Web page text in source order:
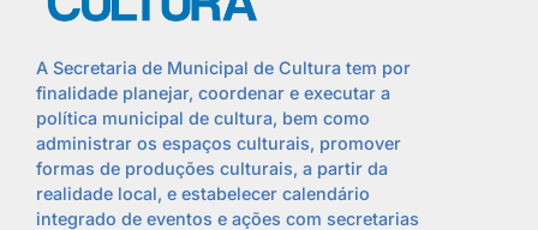
A Secretaria de Municipal de Cultura tem por
finalidade planejar, coordenar e executar a
política municipal de cultura, bem como
administrar os espaços culturais, promover
formas de produções culturais, a partir da
realidade local, e estabelecer calendário
integrado de eventos e ações com secretarias